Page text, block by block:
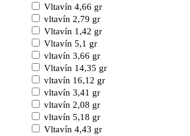
Vltavín 4,66 gr
vltavín 2,79 gr
Vltavín 1,42 gr
Vltavín 5,1 gr
vltavín 3,66 gr
Vltavín 14,35 gr
vltavín 16,12 gr
vltavín 3,41 gr
vltavín 2,08 gr
vltavín 5,18 gr
Vltavín 4,43 gr